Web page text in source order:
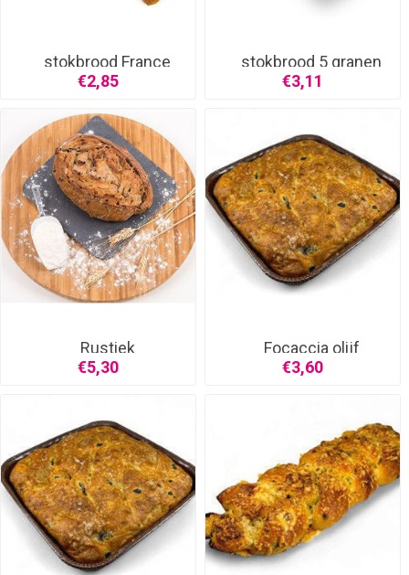
stokbrood France
€2,85
stokbrood 5 granen
€3,11
Rustiek
noten/vruchten
€5,30
Focaccia olijf
€3,60